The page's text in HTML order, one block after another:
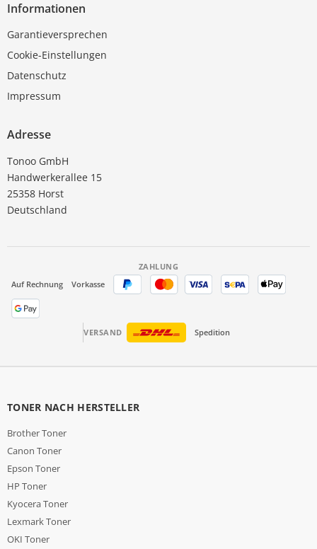
Informationen
Garantieversprechen
Cookie-Einstellungen
Datenschutz
Impressum
Adresse
Tonoo GmbH
Handwerkerallee 15
25358 Horst
Deutschland
ZAHLUNG
Auf Rechnung
Vorkasse
VERSAND Spedition
TONER NACH HERSTELLER
Brother Toner
Canon Toner
Epson Toner
HP Toner
Kyocera Toner
Lexmark Toner
OKI Toner